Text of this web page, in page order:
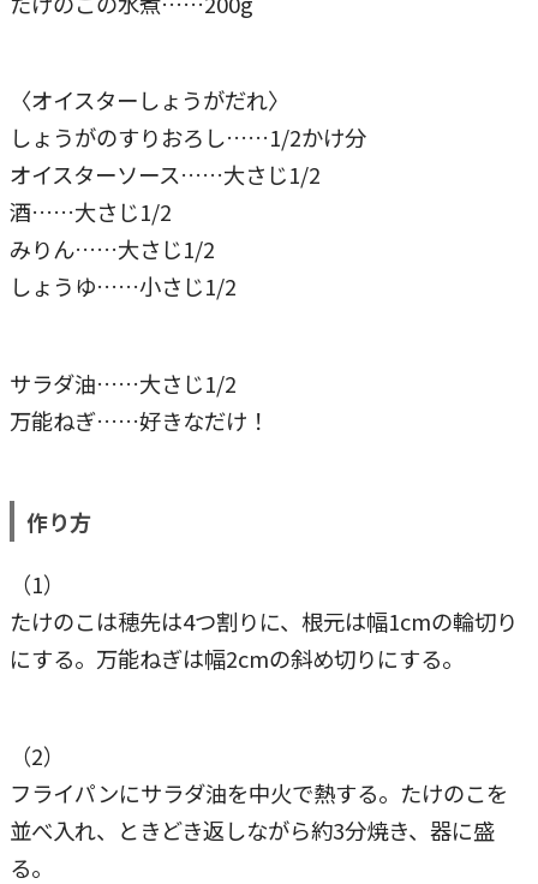
〈オイスターしょうがだれ〉
しょうがのすりおろし……1/2かけ分
オイスターソース……大さじ1/2
酒……大さじ1/2
みりん……大さじ1/2
しょうゆ……小さじ1/2
サラダ油……大さじ1/2
万能ねぎ……好きなだけ！
作り方
（1）
たけのこは穂先は4つ割りに、根元は幅1cmの輪切り
にする。万能ねぎは幅2cmの斜め切りにする。
（2）
フライパンにサラダ油を中火で熱する。たけのこを
並べ入れ、ときどき返しながら約3分焼き、器に盛
る。